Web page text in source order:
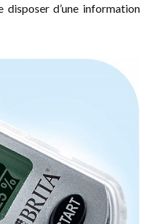
disposer d’une information